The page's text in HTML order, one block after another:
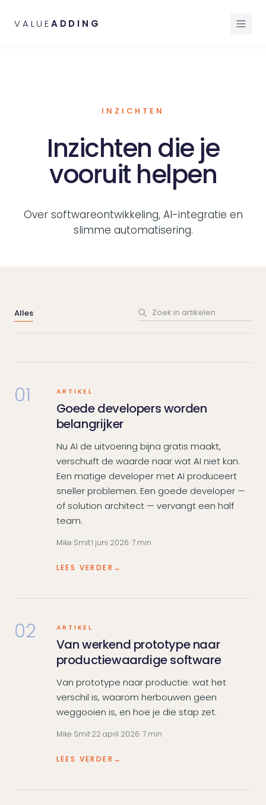
VALUEADDING
INZICHTEN
Inzichten die je
vooruit helpen
Over softwareontwikkeling, AI-integratie en
slimme automatisering.
Alles
01 ARTIKEL
Goede developers worden
belangrijker
Nu AI de uitvoering bijna gratis maakt,
verschuift de waarde naar wat AI niet kan.
Een matige developer met AI produceert
sneller problemen. Een goede developer —
of solution architect — vervangt een half
team.
Mike Smit·1 juni 2026· 7 min
LEES VERDER →
02 ARTIKEL
Van werkend prototype naar
productiewaardige software
Van prototype naar productie: wat het
verschil is, waarom herbouwen geen
weggooien is, en hoe je die stap zet.
Mike Smit·22 april 2026· 7 min
LEES VERDER →